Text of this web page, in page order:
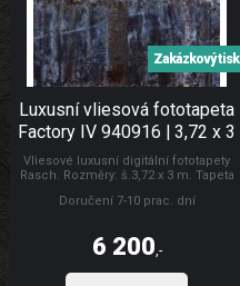
Luxusní vliesová fototapeta
Factory IV 940916 | 3,72 x 3
m | Lepidlo zdarma
Vliesové luxusní digitální fototapety
Rasch. Rozměry: š.3,72 x 3 m. Tapeta
pouze zeď. Vliesové tapety na zeď se
zakrytí jemných prasklin. Fototapety
Zakázkový tisk
Doručení 7-10 prac. dní
6 200,-